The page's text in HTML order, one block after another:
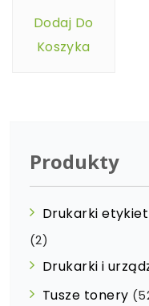
Dodaj Do
Koszyka
Produkty
Drukarki
(2)
Drukarki i
Tusze tonery